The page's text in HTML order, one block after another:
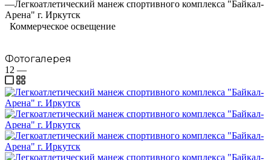
—Легкоатлетический манеж спортивного комплекса "Байкал-
Арена" г. Иркутск
Коммерческое освещение
Фотогалерея
12 —